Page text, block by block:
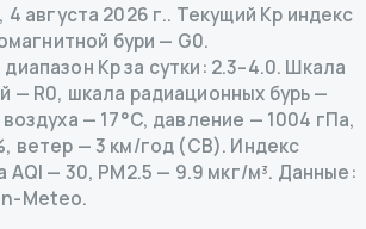
, 4 августа 2026 г.. Текущий Kp индекс
бури — G0.
Kp за сутки: 2.3–4.0. Шкала
— R0, шкала радиационных бурь—
— 17°C, давление — 1004 гПа,
ветер — 3 км/год (СВ). Индекс
AQI — 30, PM2.5 — 9.9 мкг/м³. Данные:
Meteo.